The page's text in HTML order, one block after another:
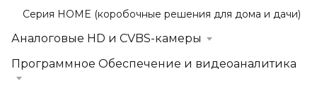
Серия HOME (коробочные решения для дома и дачи)
Аналоговые HD и CVBS-камеры
Программное Обеспечение и видеоаналитика